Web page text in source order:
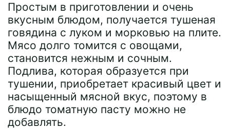
Простым в приготовлении и очень
вкусным блюдом, получается тушеная
говядина с луком и морковью на плите.
Мясо долго томится с овощами,
становится нежным и сочным.
Подлива, которая образуется при
тушении, приобретает красивый цвет и
насыщенный мясной вкус, поэтому в
блюдо томатную пасту можно не
добавлять.